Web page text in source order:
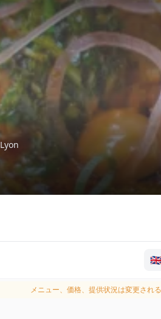
Lyon
メニュー、価格、提供状況は変更され